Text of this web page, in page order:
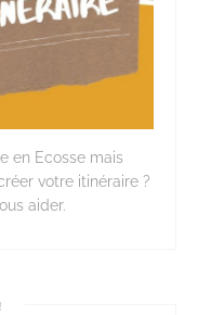
en Ecosse mais
votre itinéraire ?
aider.